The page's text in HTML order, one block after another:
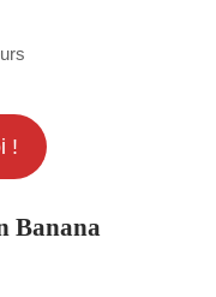
!
Banana